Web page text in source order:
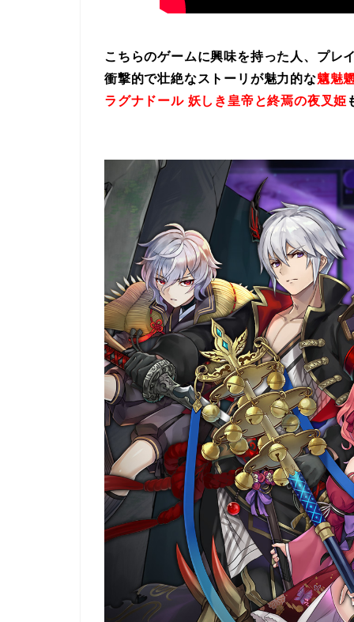
こちらのゲームに興味を持った人、プレ
衝撃的で壮絶なストーリが魅力的な魑魅
ラグナドール 妖しき皇帝と終焉の夜叉姫